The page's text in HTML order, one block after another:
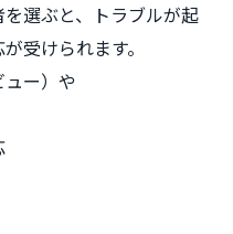
選ぶと、トラブルが起
受けられます。
ュー）や